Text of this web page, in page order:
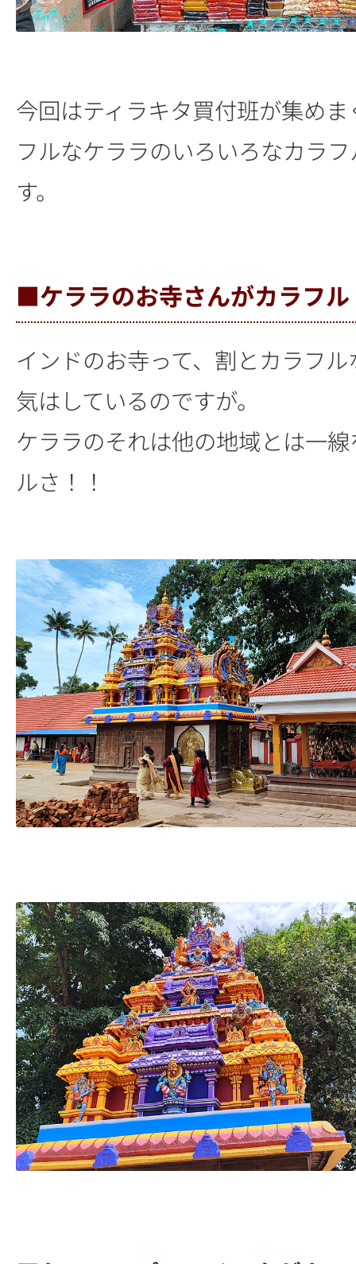
今回はティラキタ買付班が集め
フルなケララのいろいろなカラ
す。
■ケララのお寺さんがカラフル
インドのお寺って、割とカラフ
気はしているのですが。
ケララのそれは他の地域とは一
ルさ！！